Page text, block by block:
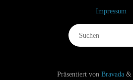
Impressum
Präsentiert von Bravada &